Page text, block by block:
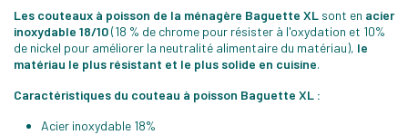
Les couteaux à poisson de la ménagère Baguette XL sont en acier
inoxydable 18/10(18 % de chrome pour résister à l'oxydation et 10%
de nickel pour améliorer la neutralité alimentaire du matériau), le
matériau le plus résistant et le plus solide en cuisine.
Caractéristiques du couteau à poisson Baguette XL :
Acier inoxydable 18%